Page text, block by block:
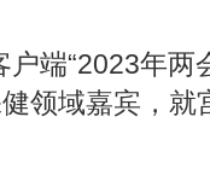
端“2023年两
领域嘉宾，就